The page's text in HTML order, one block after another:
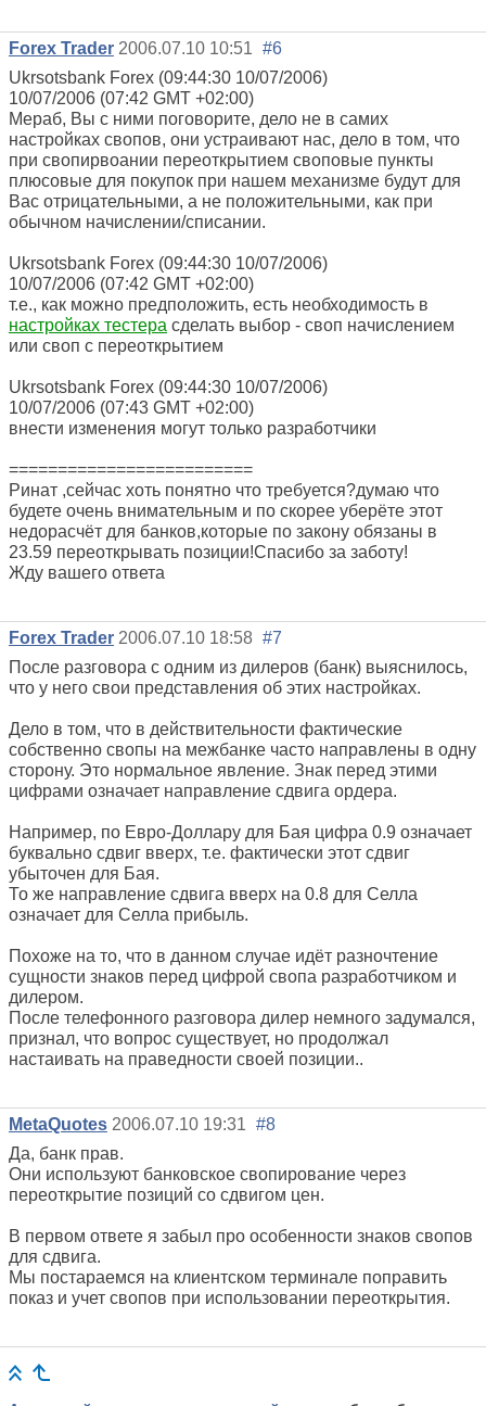
Forex Trader 2006.07.10 10:51 #6
Ukrsotsbank Forex (09:44:30 10/07/2006)
10/07/2006 (07:42 GMT +02:00)
Мераб, Вы с ними поговорите, дело не в самих
настройках свопов, они устраивают нас, дело в том, что
при свопирвоании переоткрытием своповые пункты
плюсовые для покупок при нашем механизме будут для
Вас отрицательными, а не положительными, как при
обычном начислении/списании.
Ukrsotsbank Forex (09:44:30 10/07/2006)
10/07/2006 (07:42 GMT +02:00)
т.е., как можно предположить, есть необходимость в
настройках тестера сделать выбор - своп начислением
или своп с переоткрытием
Ukrsotsbank Forex (09:44:30 10/07/2006)
10/07/2006 (07:43 GMT +02:00)
внести изменения могут только разработчики
=========================
Ринат ,сейчас хоть понятно что требуется?думаю что
будете очень внимательным и по скорее уберёте этот
недорасчёт для банков,которые по закону обязаны в
23.59 переоткрывать позиции!Спасибо за заботу!
Жду вашего ответа
Forex Trader 2006.07.10 18:58 #7
После разговора с одним из дилеров (банк) выяснилось,
что у него свои представления об этих настройках.
Дело в том, что в действительности фактические
собственно свопы на межбанке часто направлены в одну
сторону. Это нормальное явление. Знак перед этими
цифрами означает направление сдвига ордера.
Например, по Евро-Доллару для Бая цифра 0.9 означает
буквально сдвиг вверх, т.е. фактически этот сдвиг
убыточен для Бая.
То же направление сдвига вверх на 0.8 для Селла
означает для Селла прибыль.
Похоже на то, что в данном случае идёт разночтение
сущности знаков перед цифрой свопа разработчиком и
дилером.
После телефонного разговора дилер немного задумался,
признал, что вопрос существует, но продолжал
настаивать на праведности своей позиции..
MetaQuotes 2006.07.10 19:31 #8
Да, банк прав.
Они используют банковское свопирование через
переоткрытие позиций со сдвигом цен.
В первом ответе я забыл про особенности знаков свопов
для сдвига.
Мы постараемся на клиентском терминале поправить
показ и учет свопов при использовании переоткрытия.